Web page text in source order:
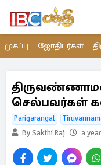
முகப்பு ஜோதிடர்கள்
செல்பவர்கள்
Parigarangal
By Sakthi Raj
a